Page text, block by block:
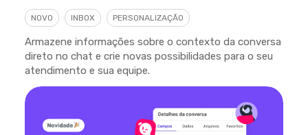
NOVO INBOX PERSONALIZAÇÃO
Armazene informações sobre o contexto da conversa
direto no chat e crie novas possibilidades para o seu
atendimento e sua equipe.